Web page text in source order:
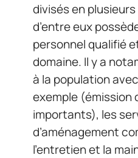
divisés en
d’entre eux
personnel qualifié
domaine. Il y a
à la population
exemple (émission
importants), les
d’aménagement
l’entretien et la